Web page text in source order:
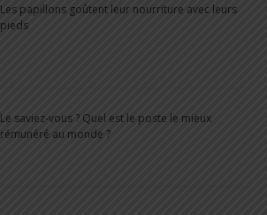
Les papillons goûtent leur nourriture avec leurs
pieds
Le saviez-vous ? Quel est le poste le mieux
rémunéré au monde ?